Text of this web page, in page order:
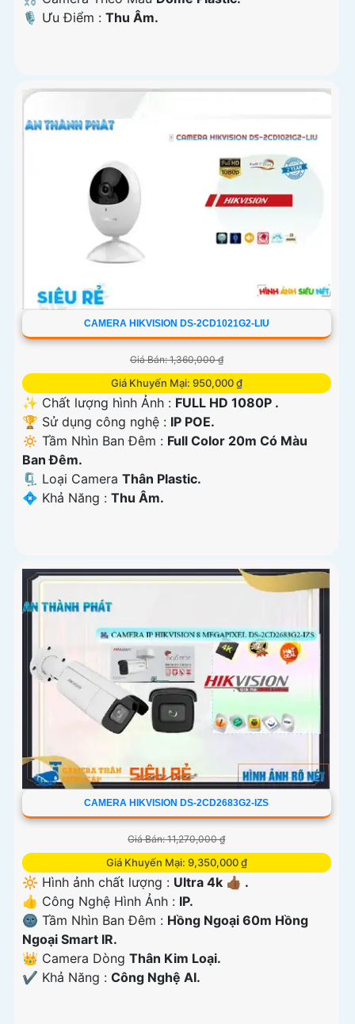
️🎙 Ưu Điểm : Thu Âm.
CAMERA HIKVISION DS-2CD1021G2-LIU
Giá Bán: 1,360,000 ₫
Giá Khuyến Mại: 950,000 ₫
✨ Chất lượng hình Ảnh : FULL HD 1080P .
🏆 Sử dụng công nghệ : IP POE.
🔅 Tầm Nhìn Ban Đêm : Full Color 20m Có Màu
Ban Ðêm.
🗜️ Loại Camera Thân Plastic.
️💠 Khả Năng : Thu Âm.
CAMERA HIKVISION DS-2CD2683G2-IZS
Giá Bán: 11,270,000 ₫
Giá Khuyến Mại: 9,350,000 ₫
🔆 Hình ảnh chất lượng : Ultra 4k 👍🏾 .
👍 Công Nghệ Hình Ảnh : IP.
🌚 Tầm Nhìn Ban Đêm : Hồng Ngoại 60m Hồng
Ngoại Smart IR.
👑 Camera Dòng Thân Kim Loại.
️✔️ Khả Năng : Công Nghệ AI.